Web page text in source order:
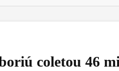
coletou 46